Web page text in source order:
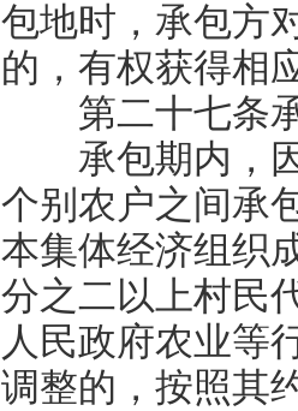
包地时，承包方
的，有权获得相
第二十七条
承包期内，因
个别农户之间承
本集体经济组织
分之二以上村民
人民政府农业等
调整的，按照其